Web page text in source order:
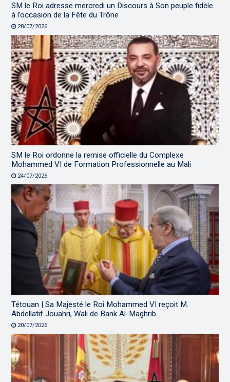
SM le Roi adresse mercredi un Discours à Son peuple fidèle
à l’occasion de la Fête du Trône
28/07/2026
SM le Roi ordonne la remise officielle du Complexe
Mohammed VI de Formation Professionnelle au Mali
24/07/2026
Tétouan | Sa Majesté le Roi Mohammed VI reçoit M.
Abdellatif Jouahri, Wali de Bank Al-Maghrib
20/07/2026